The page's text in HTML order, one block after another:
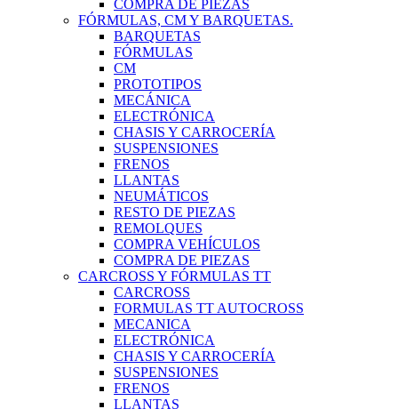
COMPRA DE PIEZAS
FÓRMULAS, CM Y BARQUETAS.
BARQUETAS
FÓRMULAS
CM
PROTOTIPOS
MECÁNICA
ELECTRÓNICA
CHASIS Y CARROCERÍA
SUSPENSIONES
FRENOS
LLANTAS
NEUMÁTICOS
RESTO DE PIEZAS
REMOLQUES
COMPRA VEHÍCULOS
COMPRA DE PIEZAS
CARCROSS Y FÓRMULAS TT
CARCROSS
FORMULAS TT AUTOCROSS
MECANICA
ELECTRÓNICA
CHASIS Y CARROCERÍA
SUSPENSIONES
FRENOS
LLANTAS